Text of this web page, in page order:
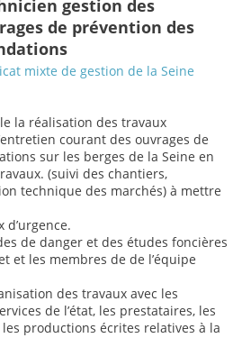
gestion des
de prévention des
mixte de gestion de la Seine
la réalisation des travaux
courant des ouvrages de
sur les berges de la Seine en
(suivi des chantiers,
technique des marchés) à mettre
de danger et des études foncières
et les membres de de l’équipe
des travaux avec les
de l’état, les prestataires, les
productions écrites relatives à la